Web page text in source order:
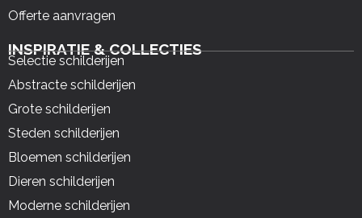
Offerte aanvragen
INSPIRATIE & COLLECTIES
Selectie schilderijen
Abstracte schilderijen
Grote schilderijen
Steden schilderijen
Bloemen schilderijen
Dieren schilderijen
Moderne schilderijen